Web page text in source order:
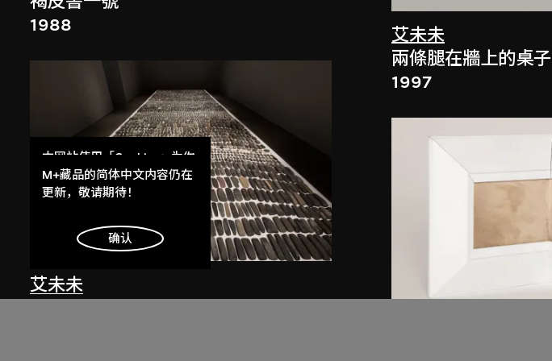
1988
艾未未
艾未未
兩條腿在牆上的桌子
1997
本网站使用「Cookies」为你
提供最好的网站体验。
了解更多
明白
M+藏品的简体中文内容仍在
更新，敬请期待！
确认